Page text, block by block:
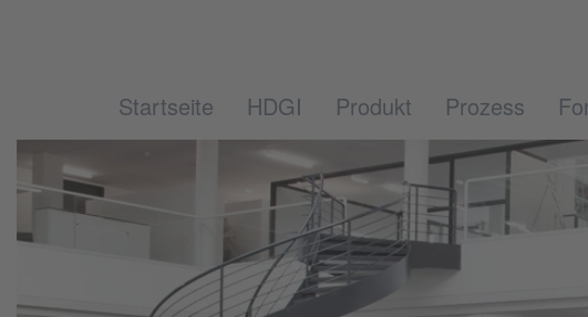
Startseite HDGI Produkt Prozess